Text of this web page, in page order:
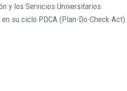
y los Servicios Universitarios.
su ciclo PDCA (Plan-Do-Check-Act).